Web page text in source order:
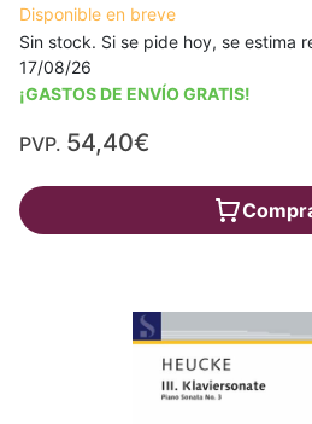
Disponible en breve
Sin stock. Si se pide hoy, se estima
17/08/26
¡GASTOS DE ENVÍO GRATIS!
PVP. 54,40€